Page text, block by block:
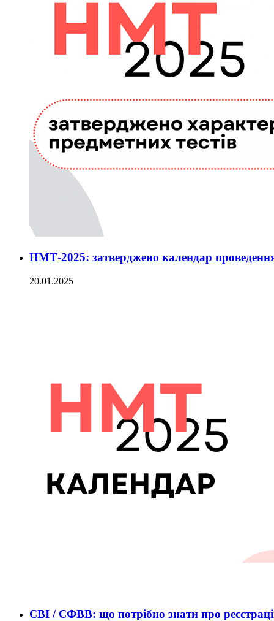
НМТ-2025: затверджено календар
20.01.2025
ЄВІ / ЄФВВ: що потрібно знати про